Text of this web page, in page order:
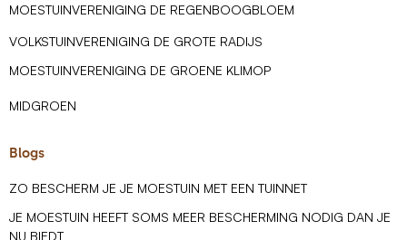
MOESTUINVERENIGING DE REGENBOOGBLOEM
VOLKSTUINVERENIGING DE GROTE RADIJS
MOESTUINVERENIGING DE GROENE KLIMOP
MIDGROEN
Blogs
ZO BESCHERM JE JE MOESTUIN MET EEN TUINNET
JE MOESTUIN HEEFT SOMS MEER BESCHERMING NODIG DAN JE
NU BIEDT